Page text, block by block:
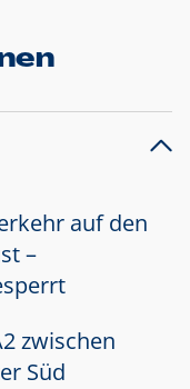
auf den
–
zwischen
Süd